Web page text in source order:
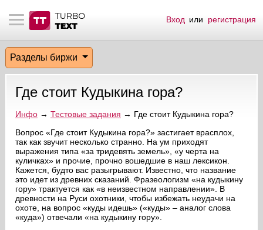
материалы
биржи
пользователи
эфир
на сайте
пользователей
сообщения
по форуму
Вход или регистрация
Разделы биржи
Где стоит Кудыкина гора?
Инфо→ Тестовые задания → Где стоит Кудыкина гора?
Вопрос «Где стоит Кудыкина гора?» застигает врасплох,
так как звучит несколько странно. На ум приходят
выражения типа «за тридевять земель», «у черта на
куличках» и прочие, прочно вошедшие в наш лексикон.
Кажется, будто вас разыгрывают. Известно, что название
это идет из древних сказаний. Фразеологизм «на кудыкину
гору» трактуется как «в неизвестном направлении». В
древности на Руси охотники, чтобы избежать неудачи на
охоте, на вопрос «куды идешь» («куды» – аналог слова
«куда») отвечали «на кудыкину гору».